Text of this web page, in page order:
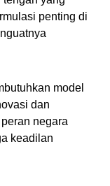
penting di
model
dan
negara
keadilan